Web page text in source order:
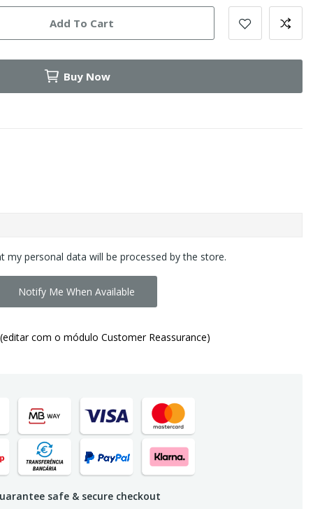
Add To Cart
Buy Now
my personal data will be processed by the store.
Notify Me When Available
(editar com o módulo Customer Reassurance)
safe & secure checkout